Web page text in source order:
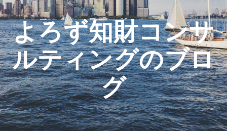
​よろず知財コンサ
ルティングのブロ
グ
生成AIとの「壁打ち」で、新たな発明を創出する方法